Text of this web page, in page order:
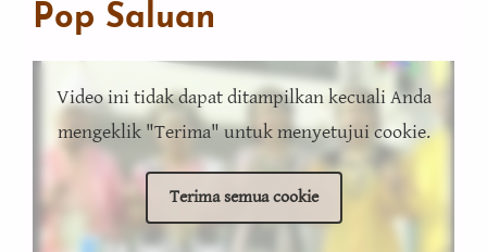
Pop Saluan
Video ini tidak dapat ditampilkan kecuali Anda
mengeklik "Terima" untuk menyetujui cookie.
Terima semua cookie